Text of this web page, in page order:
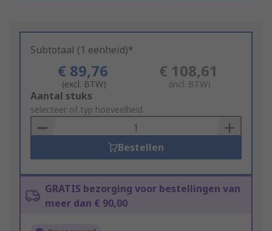
Subtotaal (1 eenheid)*
€ 89,76
(excl. BTW)
€ 108,61
(incl. BTW)
Add
to
Basket
Aantal stuks
selecteer of typ hoeveelheid
Bestellen
GRATIS bezorging voor bestellingen van
meer dan € 90,00